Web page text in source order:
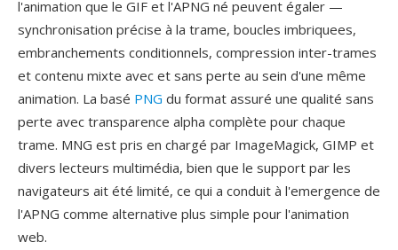
l'animation que le GIF et l'APNG né peuvent égaler —
synchronisation précise à la trame, boucles imbriquees,
embranchements conditionnels, compression inter-trames
et contenu mixte avec et sans perte au sein d'une même
animation. La basé PNG du format assuré une qualité sans
perte avec transparence alpha complète pour chaque
trame. MNG est pris en chargé par ImageMagick, GIMP et
divers lecteurs multimédia, bien que le support par les
navigateurs ait été limité, ce qui a conduit à l'emergence de
l'APNG comme alternative plus simple pour l'animation
web.